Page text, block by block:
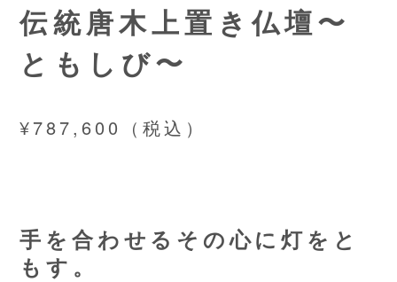
伝統唐木上置き仏壇〜
ともしび〜
¥787,600（税込）
手を合わせるその心に灯をと
もす。